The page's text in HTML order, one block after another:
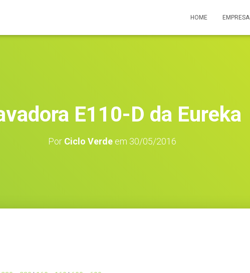
HOME EMPRESA
E110-D da Eureka
Por Ciclo Verde em 30/05/2016